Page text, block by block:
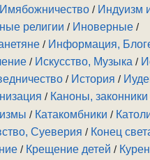
Имябожничество / Индуизм
религии / Иноверные /
/ Информация,
/ Искусство, Музыка /
/ История /
/ Каноны, законники
/ Катакомбники /
Суеверия / Конец
/ Крещение детей /